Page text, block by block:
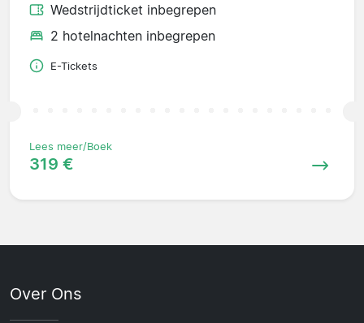
Wedstrijdticket inbegrepen
2 hotelnachten inbegrepen
E-Tickets
Lees meer/Boek
319 €
Over Ons